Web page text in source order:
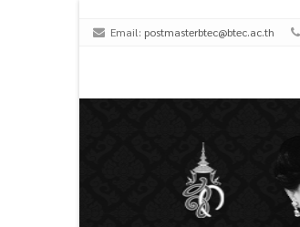
Email: postmasterbtec@btec.ac.th